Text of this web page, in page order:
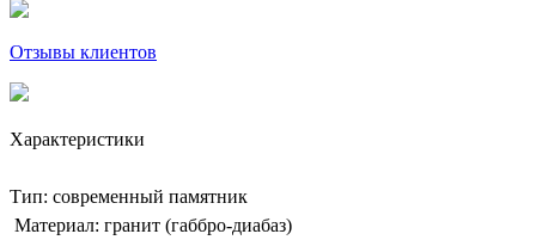
Отзывы клиентов
Характеристики
Тип: современный памятник
Материал: гранит (габбро-диабаз)